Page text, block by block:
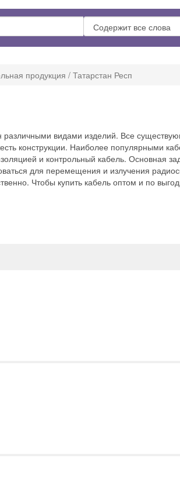
продукция / Татарстан Респ
различными видами изделий. Все
конструкции. Наиболее популярными
и контрольный кабель. Основная
для перемещения и излучения
Чтобы купить кабель оптом и по